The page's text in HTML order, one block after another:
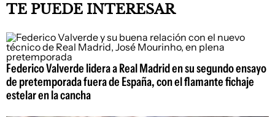
TE PUEDE INTERESAR
Federico Valverde lidera a Real Madrid en su segundo ensayo
de pretemporada fuera de España, con el flamante fichaje
estelar en la cancha